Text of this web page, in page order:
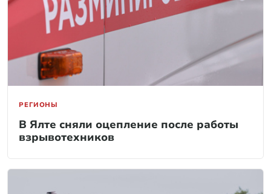
РЕГИОНЫ
В Ялте сняли оцепление после работы
взрывотехников